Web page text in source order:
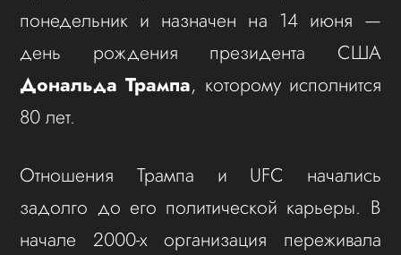
понедельник и назначен на 14 июня —
день рождения президента США
Дональда Трампа, которому исполнится
80 лет.
Отношения Трампа и UFC начались
задолго до его политической карьеры. В
начале 2000-х организация переживала